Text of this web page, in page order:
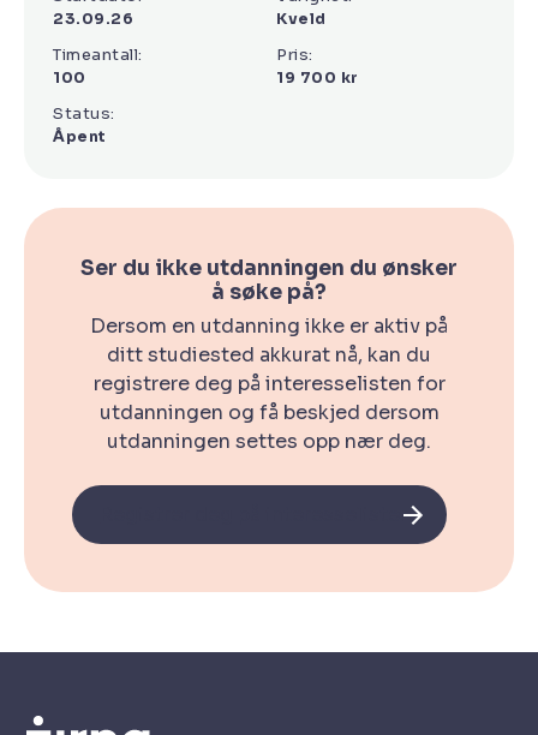
23.09.26 Kveld
Timeantall:
100
Pris:
19 700 kr
Status:
Åpent
Ser du ikke utdanningen du ønsker
å søke på?
Dersom en utdanning ikke er aktiv på
ditt studiested akkurat nå, kan du
registrere deg på interesselisten for
utdanningen og få beskjed dersom
utdanningen settes opp nær deg.
Registrer deg på interesselisten!